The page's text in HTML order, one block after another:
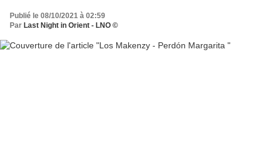
Publié le 08/10/2021 à 02:59
Par Last Night in Orient - LNO ©